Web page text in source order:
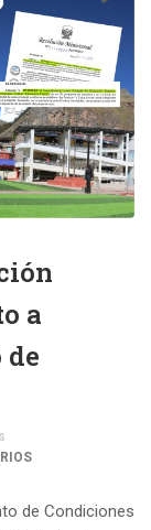
a
de Condiciones